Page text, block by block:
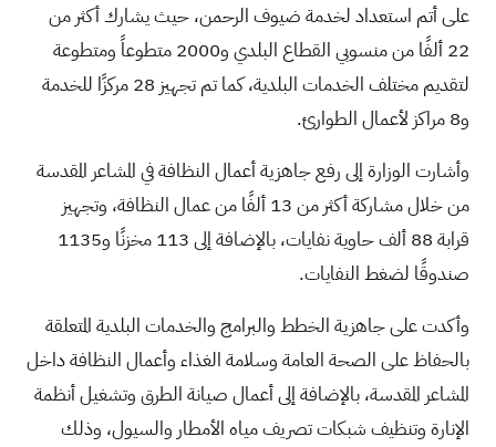
على أتم استعداد لخدمة ضيوف الرحمن، حيث يشارك أكثر من
22 ألفًا من منسوبي القطاع البلدي و2000 متطوعاً ومتطوعة
لتقديم مختلف الخدمات البلدية، كما تم تجهيز 28 مركزًا للخدمة
و8 مراكز لأعمال الطوارئ.
وأشارت الوزارة إلى رفع جاهزية أعمال النظافة في المشاعر المقدسة
من خلال مشاركة أكثر من 13 ألفًا من عمال النظافة، وتجهيز
قرابة 88 ألف حاوية نفايات، بالإضافة إلى 113 مخزنًا و1135
صندوقًا لضغط النفايات.
وأكدت على جاهزية الخطط والبرامج والخدمات البلدية المتعلقة
بالحفاظ على الصحة العامة وسلامة الغذاء وأعمال النظافة داخل
المشاعر المقدسة، بالإضافة إلى أعمال صيانة الطرق وتشغيل أنظمة
الإنارة وتنظيف شبكات تصريف مياه الأمطار والسيول، وذلك